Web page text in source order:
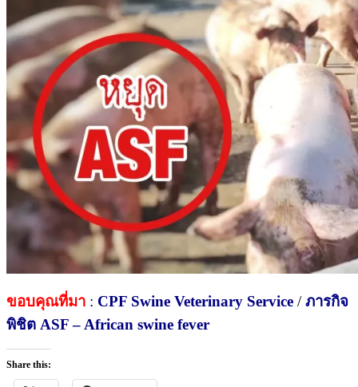
ขอบคุณที่มา : CPF Swine Veterinary Service /ภารกิจ
พิชิต ASF – African swine fever
Share this: